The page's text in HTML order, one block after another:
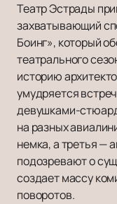
Театр Эстрады
захватывающий
Боинг», который
театрального
историю
умудряется
девушками-
на разных
немка, а третья —
подозревают о
создает массу
поворотов.